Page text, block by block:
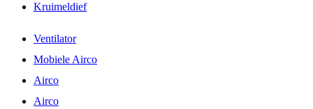
Kruimeldief
Ventilator
Mobiele Airco
Airco
Airco